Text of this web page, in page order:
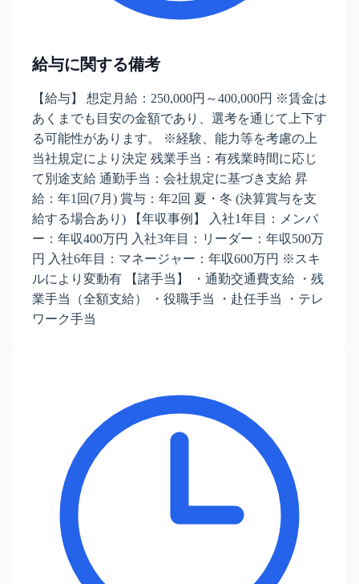
給与に関する備考
【給与】 想定月給：250,000円～400,000円 ※賃金は
あくまでも目安の金額であり、選考を通じて上下す
る可能性があります。 ※経験、能力等を考慮の上
当社規定により決定 残業手当：有残業時間に応じ
て別途支給 通勤手当：会社規定に基づき支給 昇
給：年1回(7月) 賞与：年2回 夏・冬 (決算賞与を支
給する場合あり) 【年収事例】 入社1年目：メンバ
ー：年収400万円 入社3年目：リーダー：年収500万
円 入社6年目：マネージャー：年収600万円 ※スキ
ルにより変動有 【諸手当】 ・通勤交通費支給 ・残
業手当（全額支給） ・役職手当 ・赴任手当 ・テレ
ワーク手当